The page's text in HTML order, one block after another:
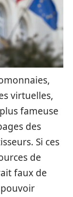
virtuelles,
fameuse
des
Si ces
de
faux de